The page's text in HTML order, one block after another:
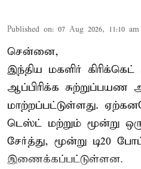
Published on: 07 Aug 2026, 11:10 am
சென்னை,
இந்திய மகளிர் கிரிக்கெட்
ஆப்பிரிக்க
மாற்றப்பட்டுள்ளது.
டெஸ்ட் மற்றும் மூன்று
சேர்த்து, மூன்று டி20
இணைக்கப்பட்டுள்ளன.